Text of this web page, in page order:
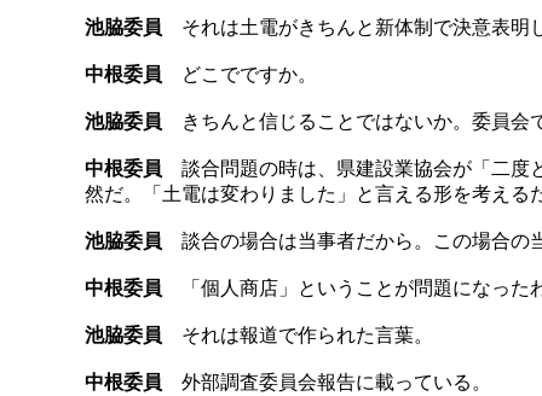
池脇委員 それは土電がきちんと新体制で決意表明
中根委員 どこでですか。
池脇委員 きちんと信じることではないか。委員会
中根委員 談合問題の時は、県建設業協会が「二度
然だ。「土電は変わりました」と言える形を考え
池脇委員 談合の場合は当事者だから。この場合の
中根委員 「個人商店」ということが問題になった
池脇委員 それは報道で作られた言葉。
中根委員 外部調査委員会報告に載っている。